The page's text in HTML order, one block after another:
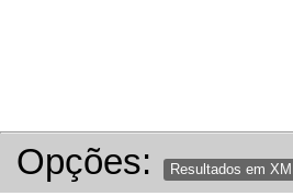
Opções: Resultados em XML